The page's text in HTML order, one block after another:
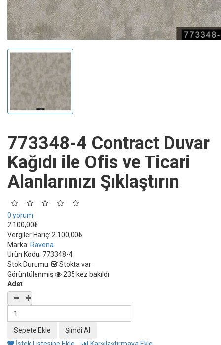
773348-4 Contract Duvar
Kağıdı ile Ofis ve Ticari
Alanlarınızı Şıklaştırın
0 yorum
2.100,00₺
Vergiler Hariç: 2.100,00₺
Marka: Ravena
Ürün Kodu: 773348-4
Stok Durumu:
Stokta var
Görüntülenmiş
235 kez bakıldı
Adet
İstek Listesine Ekle Karşılaştırmaya Ekle